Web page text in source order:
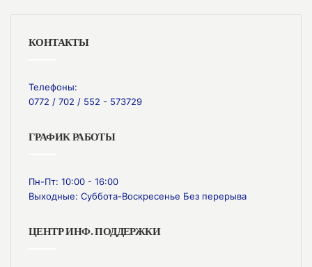
КОНТАКТЫ
Телефоны:
0772 / 702 / 552 - 573729
ГРАФИК РАБОТЫ
Пн-Пт: 10:00 - 16:00
Выходные: Суббота-Воскресенье Без перерыва
ЦЕНТР ИНФ. ПОДДЕРЖКИ